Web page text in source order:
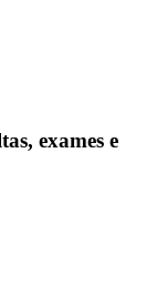
exames e